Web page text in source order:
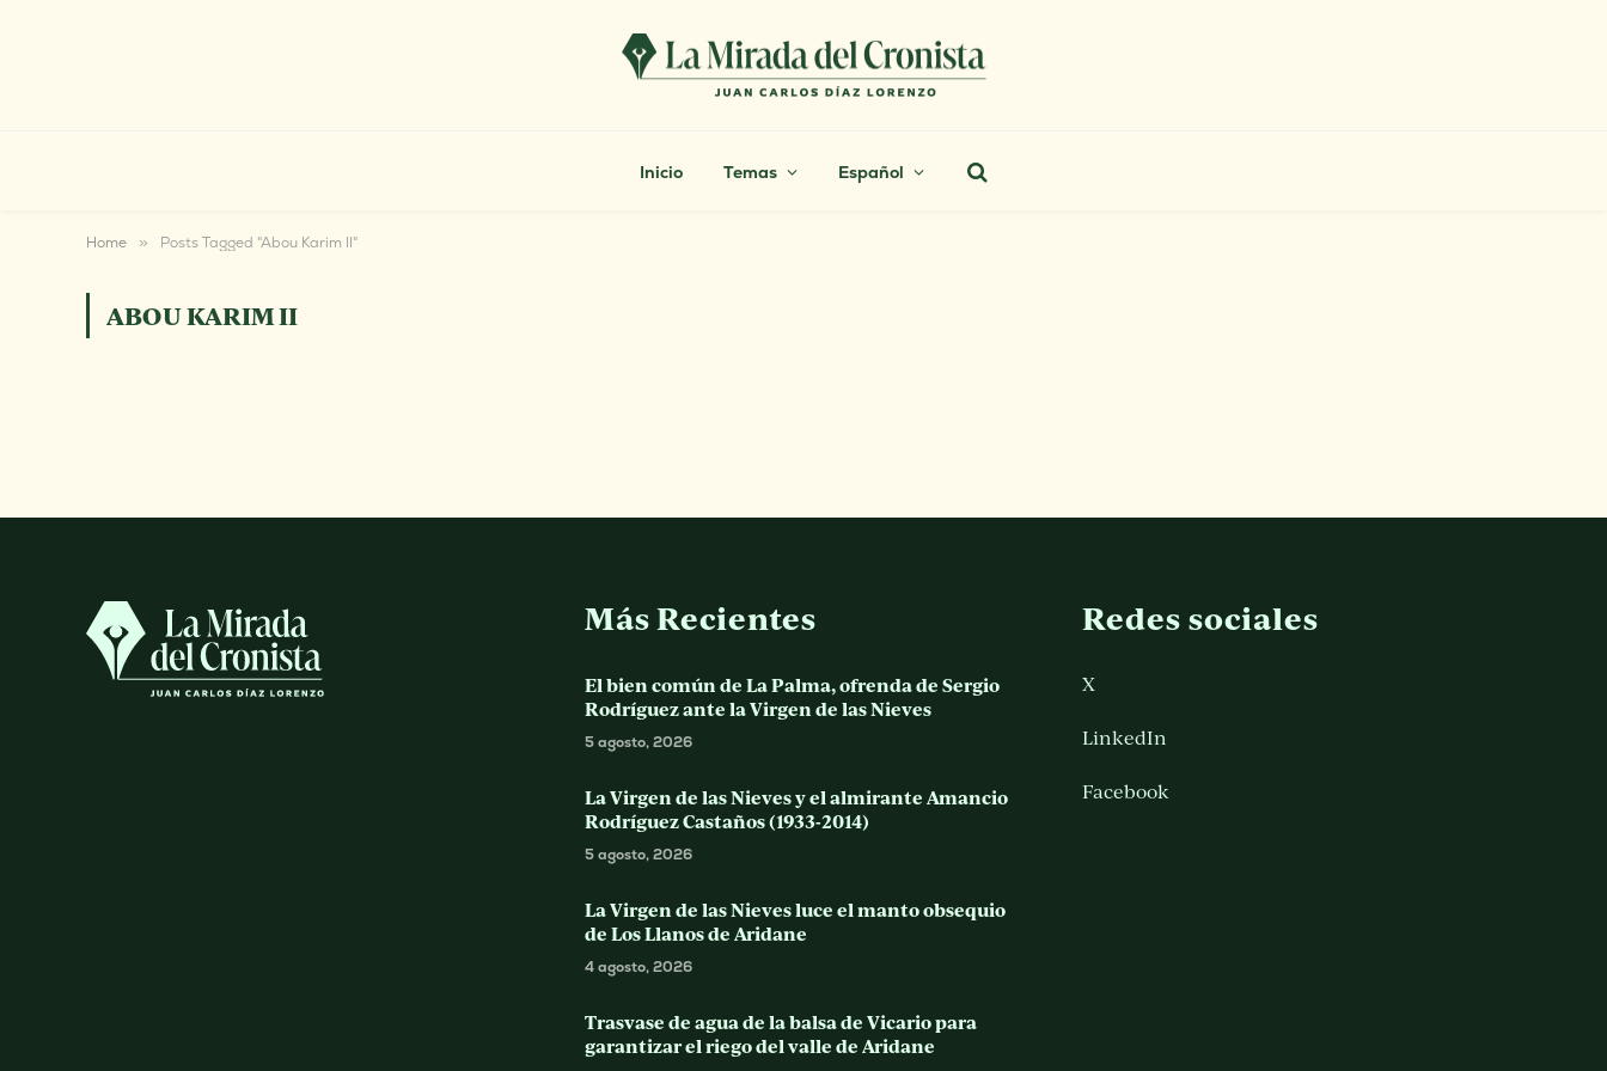
Inicio Temas Español
Home » Posts Tagged "Abou Karim II"
ABOU KARIM II
Más Recientes
El bien común de La Palma, ofrenda de Sergio
Rodríguez ante la Virgen de las Nieves
5 agosto, 2026
La Virgen de las Nieves y el almirante Amancio
Rodríguez Castaños (1933-2014)
5 agosto, 2026
La Virgen de las Nieves luce el manto obsequio
de Los Llanos de Aridane
4 agosto, 2026
Trasvase de agua de la balsa de Vicario para
garantizar el riego del valle de Aridane
Redes sociales
X
LinkedIn
Facebook